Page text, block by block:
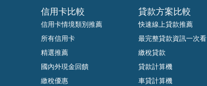
信用卡比較
信用卡情境類別推薦
所有信用卡
精選推薦
國內外現金回饋
繳稅優惠
貸款方案比較
快速線上貸款推薦
最完整貸款資訊一次看
繳稅貸款
貸款計算機
車貸計算機